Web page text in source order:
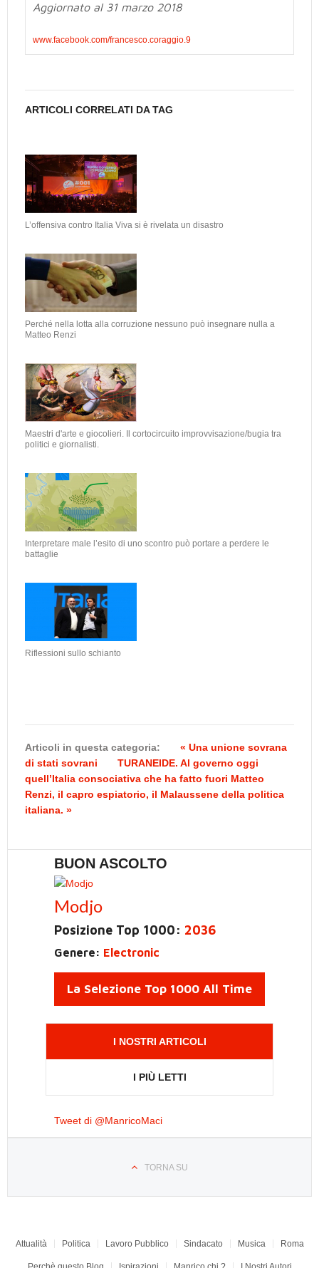
Aggiornato al 31 marzo 2018
www.facebook.com/francesco.coraggio.9
ARTICOLI CORRELATI DA TAG
L’offensiva contro Italia Viva si è rivelata un disastro
Perché nella lotta alla corruzione nessuno può insegnare nulla a
Matteo Renzi
Maestri d'arte e giocolieri. Il cortocircuito improvvisazione/bugia tra
politici e giornalisti.
Interpretare male l’esito di uno scontro può portare a perdere le
battaglie
Riflessioni sullo schianto
Articoli in questa categoria:
« Una unione sovrana
di stati sovrani
TURANEIDE. Al governo oggi
quell’Italia consociativa che ha fatto fuori Matteo
Renzi, il capro espiatorio, il Malaussene della politica
italiana. »
BUON ASCOLTO
Modjo
Posizione Top 1000: 2036
Genere: Electronic
La Selezione Top 1000 All Time
I NOSTRI ARTICOLI
I PIÙ LETTI
Tweet di @ManricoMaci
TORNA SU
Attualità Politica Lavoro Pubblico Sindacato Musica Roma